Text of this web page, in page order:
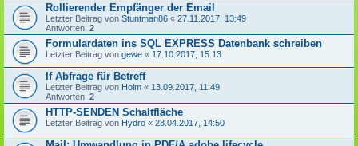
Rollierender Empfänger der Email
Letzter Beitrag von Stuntman86 « 27.11.2017, 13:49
Antworten: 2
Formulardaten ins SQL EXPRESS Datenbank schreiben
Letzter Beitrag von gewe « 17.10.2017, 15:13
If Abfrage für Betreff
Letzter Beitrag von Holm « 13.09.2017, 11:49
Antworten: 2
HTTP-SENDEN Schaltfläche
Letzter Beitrag von Hydro « 28.04.2017, 14:50